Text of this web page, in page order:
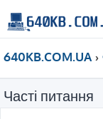
640KB.COM.UA
Часті питання